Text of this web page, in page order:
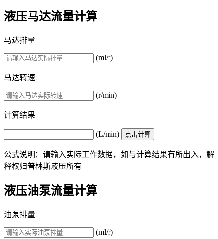
液压马达流量计算
马达排量:
(ml/r)
马达转速:
(r/min)
计算结果:
(L/min)
公式说明：请输入实际工作数据，如与计算结果有所出入，解
释权归普林斯液压所有
液压油泵流量计算
油泵排量:
(ml/r)